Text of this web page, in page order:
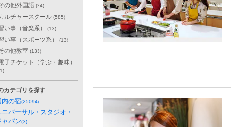
の他外国語 (24)
ルチャースクール (585)
い事（音楽系） (13)
い事（スポーツ系） (13)
の他教室 (133)
子チケット（学ぶ・趣味）
カテゴリを探す
内の宿(25094)
ニバーサル・スタジオ・
ャパン(3)